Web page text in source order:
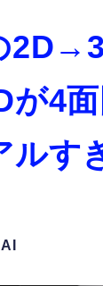
が4
ルす
AI